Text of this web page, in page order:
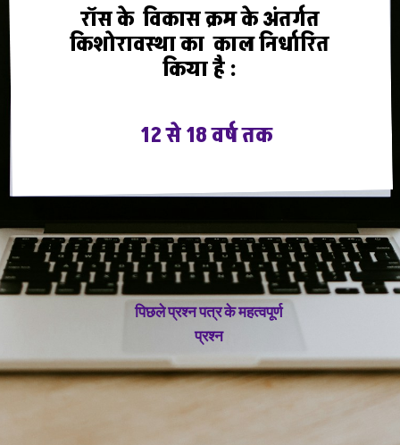
पिछले प्रश्न पत्र के महत्वपूर्ण
प्रश्न
रॉस के विकास क्रम के अंतर्गत
किशोरावस्था का काल निर्धारित
किया है :
12 से 18 वर्ष तक